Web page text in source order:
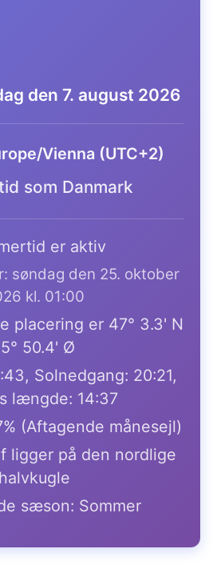
den 7. august 2026
Vienna (UTC+2)
som Danmark
er aktiv
søndag den 25. oktober
kl. 01:00
placering er 47° 3.3' N
50.4' Ø
Solnedgang: 20:21,
længde: 14:37
(Aftagende månesejl)
ligger på den nordlige
halvkugle
sæson: Sommer